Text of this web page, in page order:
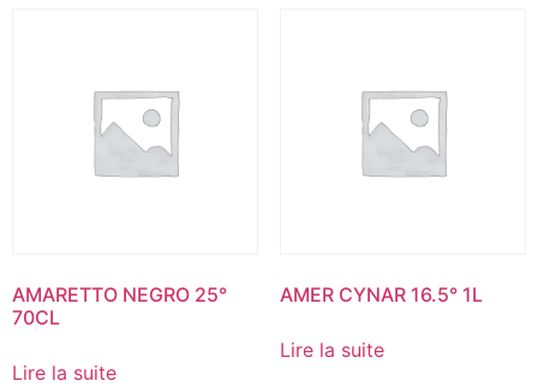
AMARETTO NEGRO 25°
70CL
Lire la suite
AMER CYNAR 16.5° 1L
Lire la suite